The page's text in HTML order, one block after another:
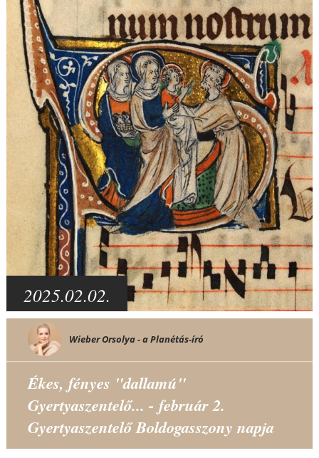
2025.02.02.
Wieber Orsolya - a Planétás-író
Ékes, fényes "dallamú"
Gyertyaszentelő... - február 2.
Gyertyaszentelő Boldogasszony napja